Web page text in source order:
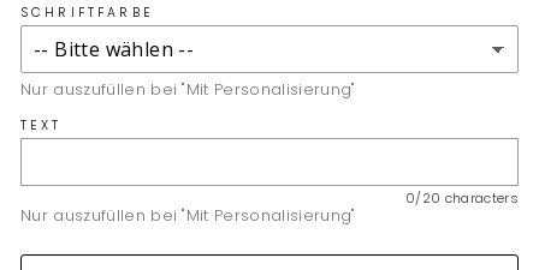
SCHRIFTFARBE
Nur auszufüllen bei "Mit Personalisierung"
TEXT
0/20 characters
Nur auszufüllen bei "Mit Personalisierung"